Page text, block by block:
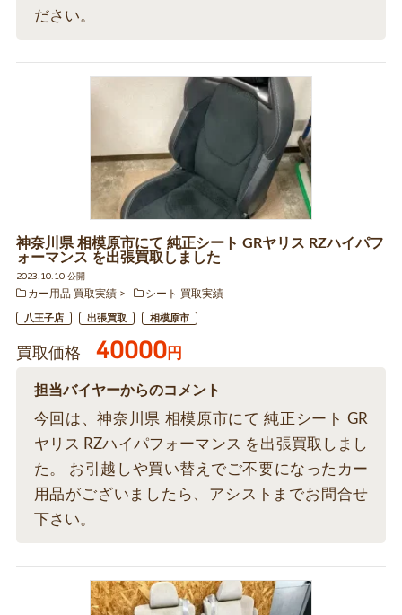
ださい。
神奈川県 相模原市にて 純正シート GRヤリス RZハイパフ
ォーマンス を出張買取しました
2023.10.10 公開
カー用品 買取実績
シート 買取実績
八王子店 出張買取 相模原市
買取価格 40000円
担当バイヤーからのコメント
今回は、神奈川県 相模原市にて 純正シート GR
ヤリス RZハイパフォーマンス を出張買取しまし
た。 お引越しや買い替えでご不要になったカー
用品がございましたら、アシストまでお問合せ
下さい。